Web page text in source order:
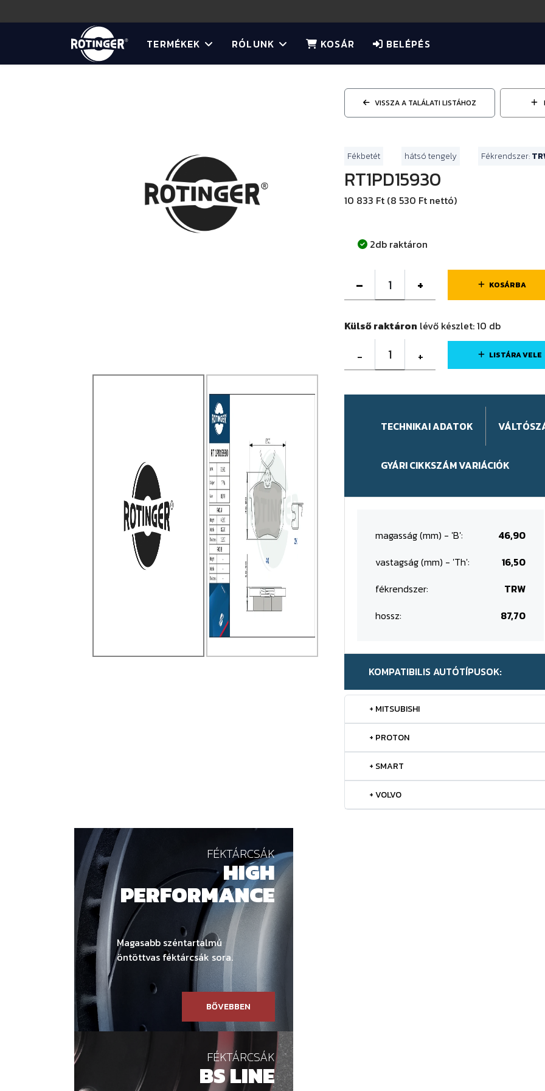
TERMÉKEK RÓLUNK KOSÁR BELÉPÉS
VISSZA A TALÁLATI LISTÁHOZ
Fékbetét hátsó tengely Fékrendszer:
RT1PD15930
10 833 Ft (8 530 Ft nettó)
2db raktáron
– + KOSÁRBA
Külső raktáron lévő készlet:10 db
- 1 + LISTÁRA VELE
TECHNIKAI ADATOK
GYÁRI CIKKSZÁM VARIÁCIÓK
magasság (mm) - 'B':
46,90
vastagság (mm) - 'Th':
16,50
fékrendszer:
TRW
hossz:
87,70
KOMPATIBILIS AUTÓTÍPUSOK:
+ MITSUBISHI
+ PROTON
+ SMART
+ VOLVO
FÉKTÁRCSÁK
HIGH
PERFORMANCE
Magasabb széntartalmú
öntöttvas féktárcsák sora.
BŐVEBBEN
FÉKTÁRCSÁK
BS LINE